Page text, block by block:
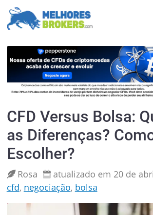
CFD Versus Bolsa:
as Diferenças?
Escolher?
Rosa
atualizado em 20 de
cfd, negociação, bolsa